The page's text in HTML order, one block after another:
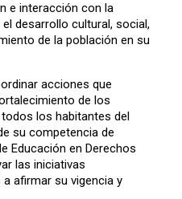
e interacción con la
desarrollo cultural, social,
de la población en su
acciones que
de los
los habitantes del
su competencia de
Educación en Derechos
las iniciativas
afirmar su vigencia y